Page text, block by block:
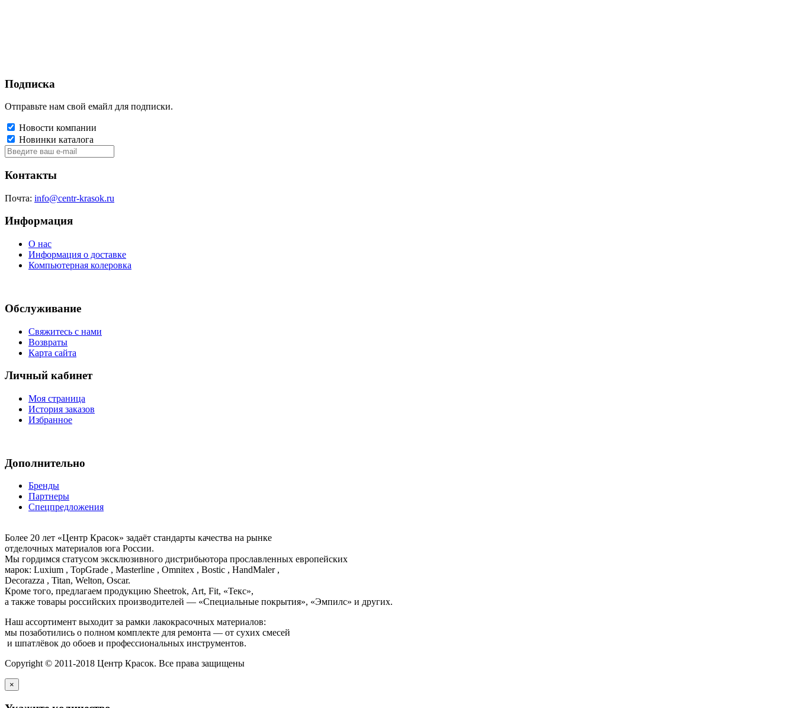
Подписка
Отправьте нам свой емайл для подписки.
Новости компании
Новинки каталога
Контакты
Почта: info@centr-krasok.ru
Информация
О нас
Информация о доставке
Компьютерная колеровка
Обслуживание
Свяжитесь с нами
Возвраты
Карта сайта
Личный кабинет
Моя страница
История заказов
Избранное
Дополнительно
Бренды
Партнеры
Спецпредложения
Более 20 лет «Центр Красок» задаёт стандарты качества на рынке
отделочных материалов юга России.
Мы гордимся статусом эксклюзивного дистрибьютора прославленных европейских
марок: Luxium , TopGrade , Masterline , Omnitex , Bostic , HandMaler ,
Decorazza , Titan, Welton, Oscar.
Кроме того, предлагаем продукцию Sheetrok, Art, Fit, «Текс»,
а также товары российских производителей — «Специальные покрытия», «Эмпилс» и других.
Наш ассортимент выходит за рамки лакокрасочных материалов:
мы позаботились о полном комплекте для ремонта — от сухих смесей
и шпатлёвок до обоев и профессиональных инструментов.
Copyright © 2011-2018 Центр Красок. Все права защищены
×